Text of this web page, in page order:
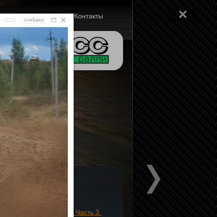
Документы Контакты
Нордшляйфе. Часть 3.
слайдер